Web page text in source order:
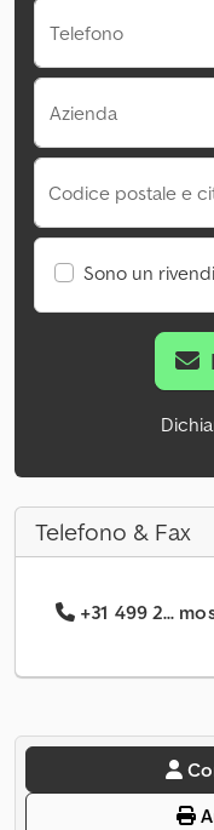
Telefono
Azienda
Codice postale e
Sono un
Telefono & Fax
+31 499 2...